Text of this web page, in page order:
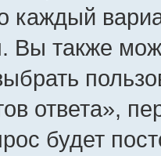
каждый
Вы также
ответа»,
будет